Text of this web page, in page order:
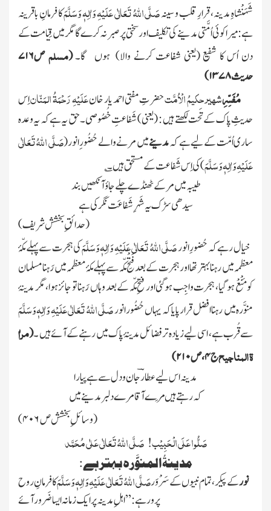
شَہَنْشاہِ مدینہ، قرارِ قلب و سینہصَلَّی اللہُ تَعَالٰی عَلَیْہِ وَاٰلِہٖ وَسَلَّمَکا فرمانِ باقرینہ
ہے: میرا کوئی اُمَّتی مدینے کی تکلیف اور سختی پر صبر نہ کرے گا مگر میں قِیامت کے
دن اُس کا شفیع(یعنی شفاعت کرنے والا) ہوں گا۔(مسلمص۷۱۶
حدیث۱۳۷۸ )
مُفَسِّرِشہیر حکیمُ الْاُمَّتحضرتِ مفتی احمد یار خانعَلَیْہِرَحْمَۃُ المَنّاناِس
حدیثِ پاک کے تَحت لکھتے ہیں :(یعنی )شَفاعتِ خُصُوصی۔ حق یہ ہے کہ یہ وعدہ
ساری اُمّت کے لیے ہے کہمدینےمیں مرنے والے حُضُور ِانور (صَلَّی اللہُ تَعَالٰی
عَلَیْہِ وَاٰلِہٖ وَسَلَّمَ) کی اِس شَفاعت کے مستحق ہیں ۔ ؎
طیبہ میں مرکے ٹھنڈے چلے جاؤ آنکھیں بند
سیدھی سڑک یہ شَہرِ شَفاعَت نگر کی ہے
(حدائقِ بخشش شریف)
خیال رہے کہ حُضورِ انورصَلَّی اللہُ تَعَالٰی عَلَیْہِ وَاٰلِہٖ وَسَلَّمَکی ہجرت سے پہلے مکّۂ
معظمہ میں رہنا بہتر تھا اور ہجرت کے بعد فَتْحِ مکّہ سے پہلے مکۂ معظمہ میں رَہنا مسلمان
کومَنْعْ ہوگیا ، ہجرت واجِب ہوگئی اور فتحِ مکّہ کے بعد وہاں رَہنا تو جائز ہوا، مگر مدینۂ
منوَّرہ میں رہنا افضل قرار پایا کہ یہاں حُضُور انورصَلَّی اللہُ تَعَالٰی عَلَیْہِ وَاٰلِہٖ وَسَلَّمَ
سے قُرب ہے، اسی لیے زیادہ تر فضائل مدینۂ پاک میں رہنے کے آئے ہیں ۔(مراٰ
ۃ المناجیحج۴، ص۲۱۰)
مدینہ اس لیے عطارؔ جان و دل سے ہے پیارا
کہ رہتے ہیں مِرے آقا مرے دلبر مدینے میں
(وسائلِ بخشش ص۴۰۶)
صَلُّوا عَلَی الْحَبِیْب! صَلَّی اللہُ تَعَالٰی عَلٰی مُحَمَّد
مدینۃُالمنوَّرہ بہتر ہے:
نورکے پیکر، تمام نبیوں کے سَرْوَرصَلَّی اللہُ تَعَالٰی عَلَیْہِ وَاٰلِہٖ وَسَلَّمَکا فرمانِ روح
پرورہے: ’’اہلِ مدینہ پر ایک زمانہ ایسا ضَرور آئے